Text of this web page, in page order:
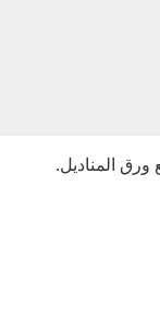
ورق المناديل.